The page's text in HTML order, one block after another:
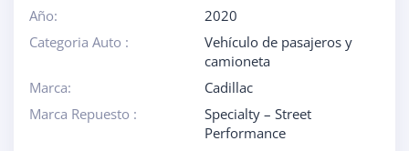
Año:
2020
Categoria Auto :
Vehículo de pasajeros y
camioneta
Marca:
Cadillac
Marca Repuesto :
Specialty – Street
Performance